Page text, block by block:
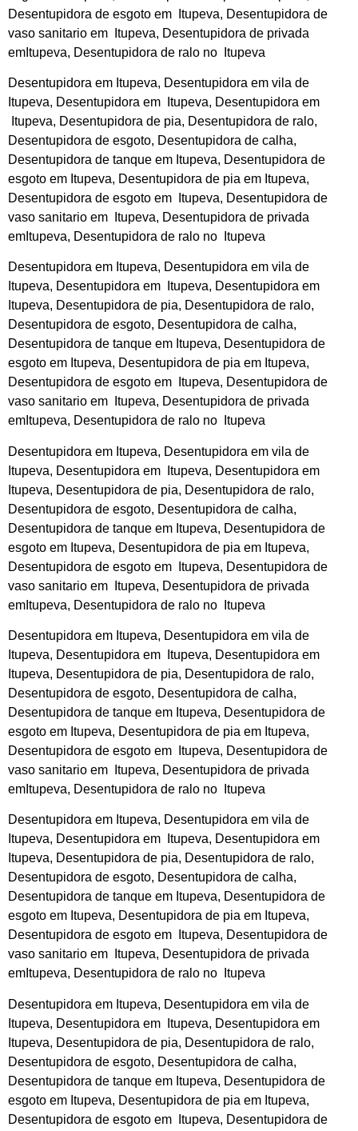
Desentupidora de esgoto em Itupeva, Desentupidora de
vaso sanitario em Itupeva, Desentupidora de privada
emItupeva, Desentupidora de ralo no Itupeva
Desentupidora em Itupeva, Desentupidora em vila de
Itupeva, Desentupidora em Itupeva, Desentupidora em
Itupeva, Desentupidora de pia, Desentupidora de ralo,
Desentupidora de esgoto, Desentupidora de calha,
Desentupidora de tanque em Itupeva, Desentupidora de
esgoto em Itupeva, Desentupidora de pia em Itupeva,
Desentupidora de esgoto em Itupeva, Desentupidora de
vaso sanitario em Itupeva, Desentupidora de privada
emItupeva, Desentupidora de ralo no Itupeva
Desentupidora em Itupeva, Desentupidora em vila de
Itupeva, Desentupidora em Itupeva, Desentupidora em
Itupeva, Desentupidora de pia, Desentupidora de ralo,
Desentupidora de esgoto, Desentupidora de calha,
Desentupidora de tanque em Itupeva, Desentupidora de
esgoto em Itupeva, Desentupidora de pia em Itupeva,
Desentupidora de esgoto em Itupeva, Desentupidora de
vaso sanitario em Itupeva, Desentupidora de privada
emItupeva, Desentupidora de ralo no Itupeva
Desentupidora em Itupeva, Desentupidora em vila de
Itupeva, Desentupidora em Itupeva, Desentupidora em
Itupeva, Desentupidora de pia, Desentupidora de ralo,
Desentupidora de esgoto, Desentupidora de calha,
Desentupidora de tanque em Itupeva, Desentupidora de
esgoto em Itupeva, Desentupidora de pia em Itupeva,
Desentupidora de esgoto em Itupeva, Desentupidora de
vaso sanitario em Itupeva, Desentupidora de privada
emItupeva, Desentupidora de ralo no Itupeva
Desentupidora em Itupeva, Desentupidora em vila de
Itupeva, Desentupidora em Itupeva, Desentupidora em
Itupeva, Desentupidora de pia, Desentupidora de ralo,
Desentupidora de esgoto, Desentupidora de calha,
Desentupidora de tanque em Itupeva, Desentupidora de
esgoto em Itupeva, Desentupidora de pia em Itupeva,
Desentupidora de esgoto em Itupeva, Desentupidora de
vaso sanitario em Itupeva, Desentupidora de privada
emItupeva, Desentupidora de ralo no Itupeva
Desentupidora em Itupeva, Desentupidora em vila de
Itupeva, Desentupidora em Itupeva, Desentupidora em
Itupeva, Desentupidora de pia, Desentupidora de ralo,
Desentupidora de esgoto, Desentupidora de calha,
Desentupidora de tanque em Itupeva, Desentupidora de
esgoto em Itupeva, Desentupidora de pia em Itupeva,
Desentupidora de esgoto em Itupeva, Desentupidora de
vaso sanitario em Itupeva, Desentupidora de privada
emItupeva, Desentupidora de ralo no Itupeva
Desentupidora em Itupeva, Desentupidora em vila de
Itupeva, Desentupidora em Itupeva, Desentupidora em
Itupeva, Desentupidora de pia, Desentupidora de ralo,
Desentupidora de esgoto, Desentupidora de calha,
Desentupidora de tanque em Itupeva, Desentupidora de
esgoto em Itupeva, Desentupidora de pia em Itupeva,
Desentupidora de esgoto em Itupeva, Desentupidora de